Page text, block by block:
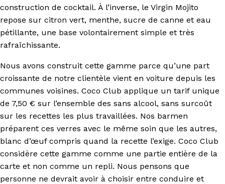
construction de cocktail. À l’inverse, le Virgin Mojito
repose sur citron vert, menthe, sucre de canne et eau
pétillante, une base volontairement simple et très
rafraîchissante.
Nous avons construit cette gamme parce qu’une part
croissante de notre clientèle vient en voiture depuis les
communes voisines. Coco Club applique un tarif unique
de 7,50 € sur l’ensemble des sans alcool, sans surcoût
sur les recettes les plus travaillées. Nos barmen
préparent ces verres avec le même soin que les autres,
blanc d’œuf compris quand la recette l’exige. Coco Club
considère cette gamme comme une partie entière de la
carte et non comme un repli. Nous pensons que
personne ne devrait avoir à choisir entre conduire et